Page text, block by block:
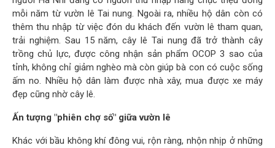
mỗi năm từ vườn lê Tai nung. Ngoài ra, nhiều hộ dân còn có
thêm thu nhập từ việc đón du khách đến vườn lê tham quan,
trải nghiệm. Sau 15 năm, cây lê Tai nung đã trở thành cây
trồng chủ lực, được công nhận sản phẩm OCOP 3 sao của
tỉnh, không chỉ giảm nghèo mà còn giúp bà con có cuộc sống
ấm no. Nhiều hộ dân làm được nhà xây, mua được xe máy
đẹp cũng nhờ cây lê.
Ấn tượng "phiên chợ số" giữa vườn lê
Khác với bầu không khí đông vui, rộn ràng, nhộn nhịp ở những